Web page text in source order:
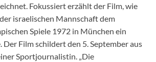
Fokussiert erzählt der Film, wie
israelischen Mannschaft dem
Spiele 1972 in München ein
Der Film schildert den 5. September aus
Sportjournalistin. „Die